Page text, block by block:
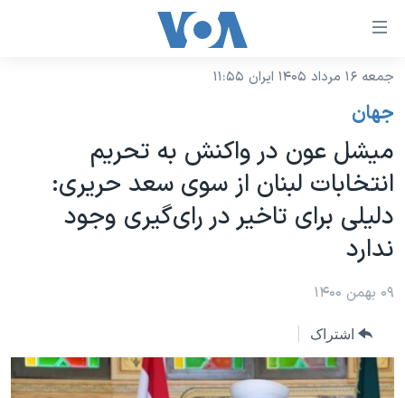
لینکهای
دسترسی
جهش
محتوای
اصلی
جهش
صفحه
جهش
جستجو
نسخه سبک وب‌سایت
موضوع ها
ایران
آمریکا
جهان
ورزشی
گزیده‌ها
ویژه برنامه‌ها
ویدیوها
برنامه های تلویزیونی
جدول برنامه ها
صفحه‌های ویژه
جام جهانی ۲۰۲۶
عملیات خشم حماسی
۲۵۰سالگی آمریکا
بایگانی برنامه‌های تلویزیونی
فرکانس‌های صدای آمریکا
پخش رادیویی
یادگیری زبان انگلیسی
جمعه ۱۶ مرداد ۱۴۰۵ ایران ۱۱:۵۵
جهان
میشل عون در واکنش به تحریم
انتخابات لبنان از سوی سعد حریری:
دلیلی برای تاخیر در رای‌گیری وجود
ندارد
۰۹ بهمن ۱۴۰۰
اشتراک